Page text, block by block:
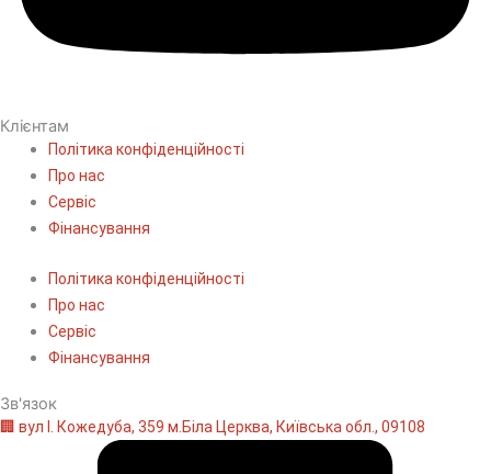
Клієнтам
Політика конфіденційності
Про нас
Сервіс
Фінансування
Політика конфіденційності
Про нас
Сервіс
Фінансування
Зв'язок
🏢 вул І. Кожедуба, 359 м.Біла Церква, Київська обл., 09108